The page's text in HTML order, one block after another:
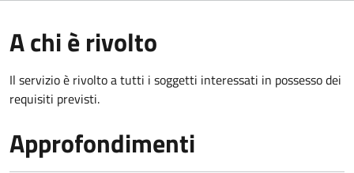
A chi è rivolto
Il servizio è rivolto a tutti i soggetti interessati in possesso dei
requisiti previsti.
Approfondimenti